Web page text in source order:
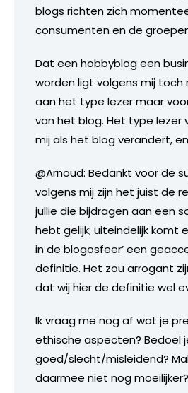
blogs richten zich
consumenten en de
Dat een hobbyblog een
worden ligt volgens mij
aan het type lezer maar
van het blog. Het type lezer
mij als het blog verandert,
@Arnoud: Bedankt voor de
volgens mij zijn het juist de
jullie die bijdragen aan een
hebt gelijk; uiteindelijk komt
in de blogosfeer’ een
definitie. Het zou arrogant
dat wij hier de definitie wel
Ik vraag me nog af wat je
ethische aspecten? Bedoel
goed/slecht/misleidend?
daarmee niet nog moeilijker?